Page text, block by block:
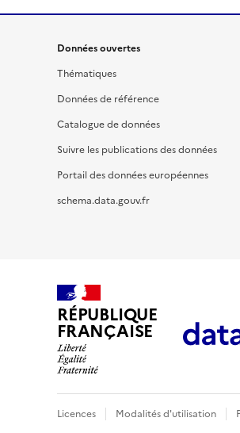
Données ouvertes
Thématiques
Données de référence
Catalogue de données
Suivre les publications des données
Portail des données européennes
schema.data.gouv.fr
RÉPUBLIQUE
FRANÇAISE
Licences Modalités d'utilisation